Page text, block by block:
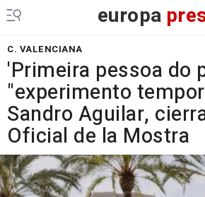
europa
C. VALENCIANA
'Primeira pessoa do
"experimento
Sandro Aguilar,
Oficial de la Mostra